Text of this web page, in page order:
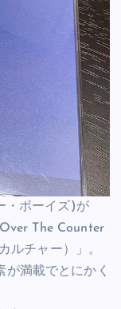
・ボーイズ)が
The Counter
ルチャー）」。
満載でとにかく